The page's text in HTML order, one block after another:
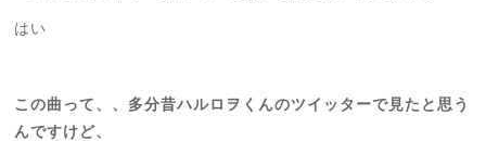
はい
この曲って、、多分昔ハルロヲくんのツイッターで見たと思う
んですけど、